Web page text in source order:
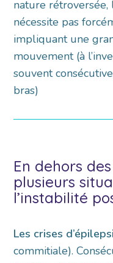
nature rétroversée,
nécessite pas
impliquant une
mouvement (à
souvent
bras)
En dehors
plusieurs
l’instabilité
Les crises
commitiale).